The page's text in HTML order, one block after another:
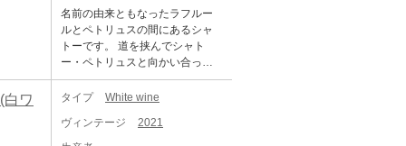
く安定しています。そのため評
価誌からは高得点を獲得。 オー
ゾンヌは生産量が少ないため、
入手するのは不可能に近いレ
ア・ワインの筆頭です。 「シャ
トー・オーゾンヌ」は、植樹面
積は7.25h。伝統的な木桶での発
酵の後、20ヶ月の樽熟成を行い
8世紀末以来、ポムロールのプル
ミエ・クリュの一つと見なされ
てきました。近年驚くほどの進
化を遂げ、高い評価を得ていま
リュス」とほぼ同様に造られて
います。 トロタノワの土壌は、
名前の由来ともなったラフルー
ルとペトリュスの間にあるシャ
トーです。 道を挟んでシャト
ー・ペトリュスと向かい合って
いる位置にあり、とてもよく似
た特徴です！ ポムロルの丘の東
間（これが名前の由来）とい
う、数々の最高のシャトーがあ
白ワ
タイプ
White wine
ヴィンテージ
2021